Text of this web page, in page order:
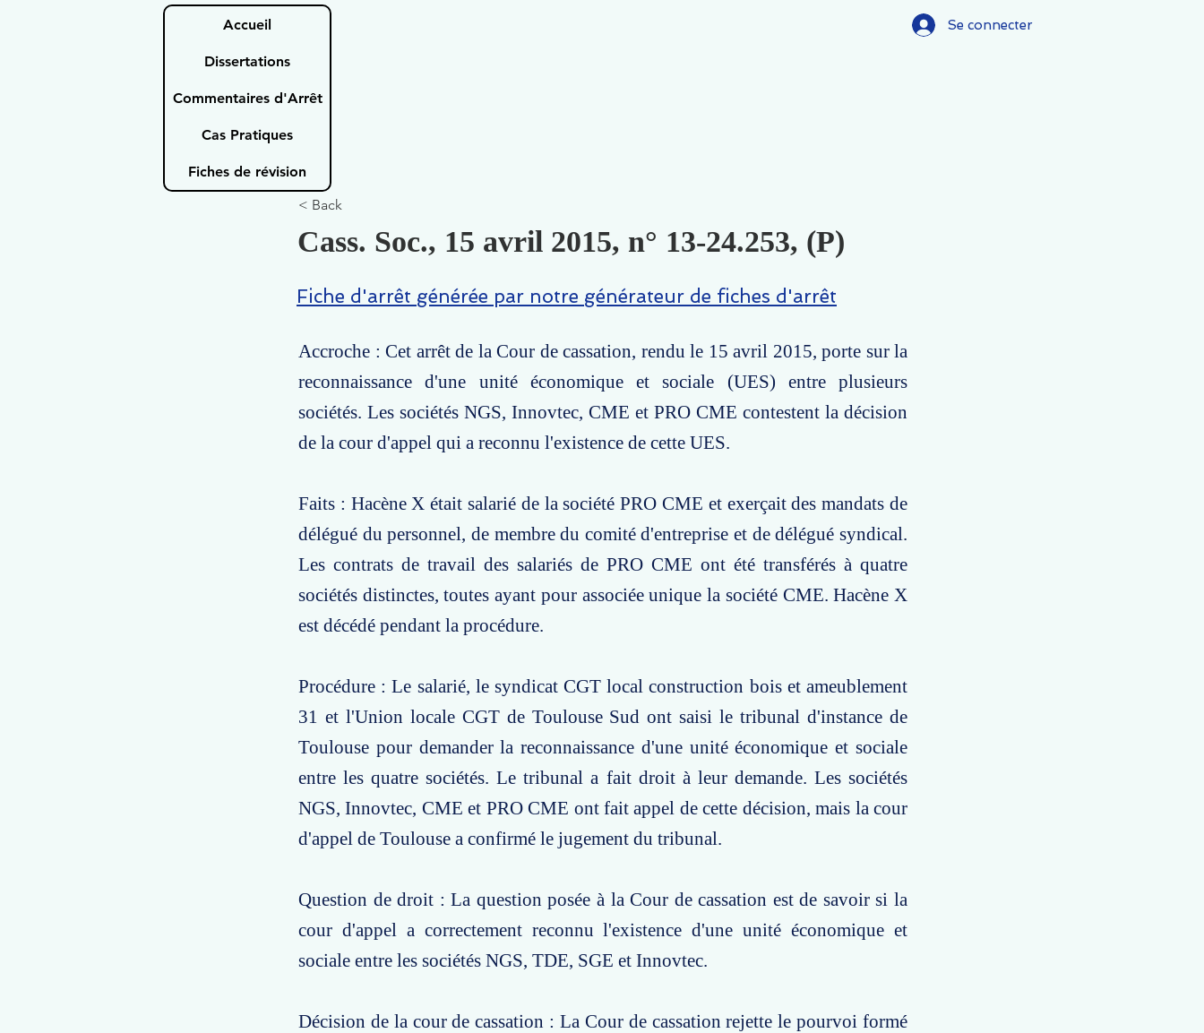
Accueil
Dissertations
Commentaires d'Arrêt
Cas Pratiques
Fiches de révision
Se connecter
< Back
Cass. Soc., 15 avril 2015, n° 13-24.253, (P)
Fiche d'arrêt générée par notre générateur de fiches d'arrêt
Accroche : Cet arrêt de la Cour de cassation, rendu le 15 avril 2015, porte sur la
reconnaissance d'une unité économique et sociale (UES) entre plusieurs
sociétés. Les sociétés NGS, Innovtec, CME et PRO CME contestent la décision
de la cour d'appel qui a reconnu l'existence de cette UES.
Faits : Hacène X était salarié de la société PRO CME et exerçait des mandats de
délégué du personnel, de membre du comité d'entreprise et de délégué syndical.
Les contrats de travail des salariés de PRO CME ont été transférés à quatre
sociétés distinctes, toutes ayant pour associée unique la société CME. Hacène X
est décédé pendant la procédure.
Procédure : Le salarié, le syndicat CGT local construction bois et ameublement
31 et l'Union locale CGT de Toulouse Sud ont saisi le tribunal d'instance de
Toulouse pour demander la reconnaissance d'une unité économique et sociale
entre les quatre sociétés. Le tribunal a fait droit à leur demande. Les sociétés
NGS, Innovtec, CME et PRO CME ont fait appel de cette décision, mais la cour
d'appel de Toulouse a confirmé le jugement du tribunal.
Question de droit : La question posée à la Cour de cassation est de savoir si la
cour d'appel a correctement reconnu l'existence d'une unité économique et
sociale entre les sociétés NGS, TDE, SGE et Innovtec.
Décision de la cour de cassation : La Cour de cassation rejette le pourvoi formé